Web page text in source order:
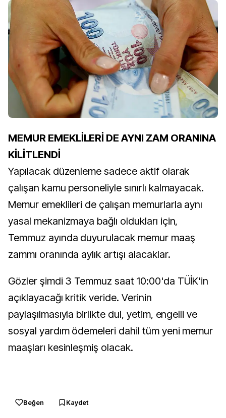
MEMUR EMEKLİLERİ DE AYNI ZAM ORANINA
KİLİTLENDİ
Yapılacak düzenleme sadece aktif olarak
çalışan kamu personeliyle sınırlı kalmayacak.
Memur emeklileri de çalışan memurlarla aynı
yasal mekanizmaya bağlı oldukları için,
Temmuz ayında duyurulacak memur maaş
zammı oranında aylık artışı alacaklar.
Gözler şimdi 3 Temmuz saat 10:00'da TÜİK'in
açıklayacağı kritik veride. Verinin
paylaşılmasıyla birlikte dul, yetim, engelli ve
sosyal yardım ödemeleri dahil tüm yeni memur
maaşları kesinleşmiş olacak.
Beğen Kaydet